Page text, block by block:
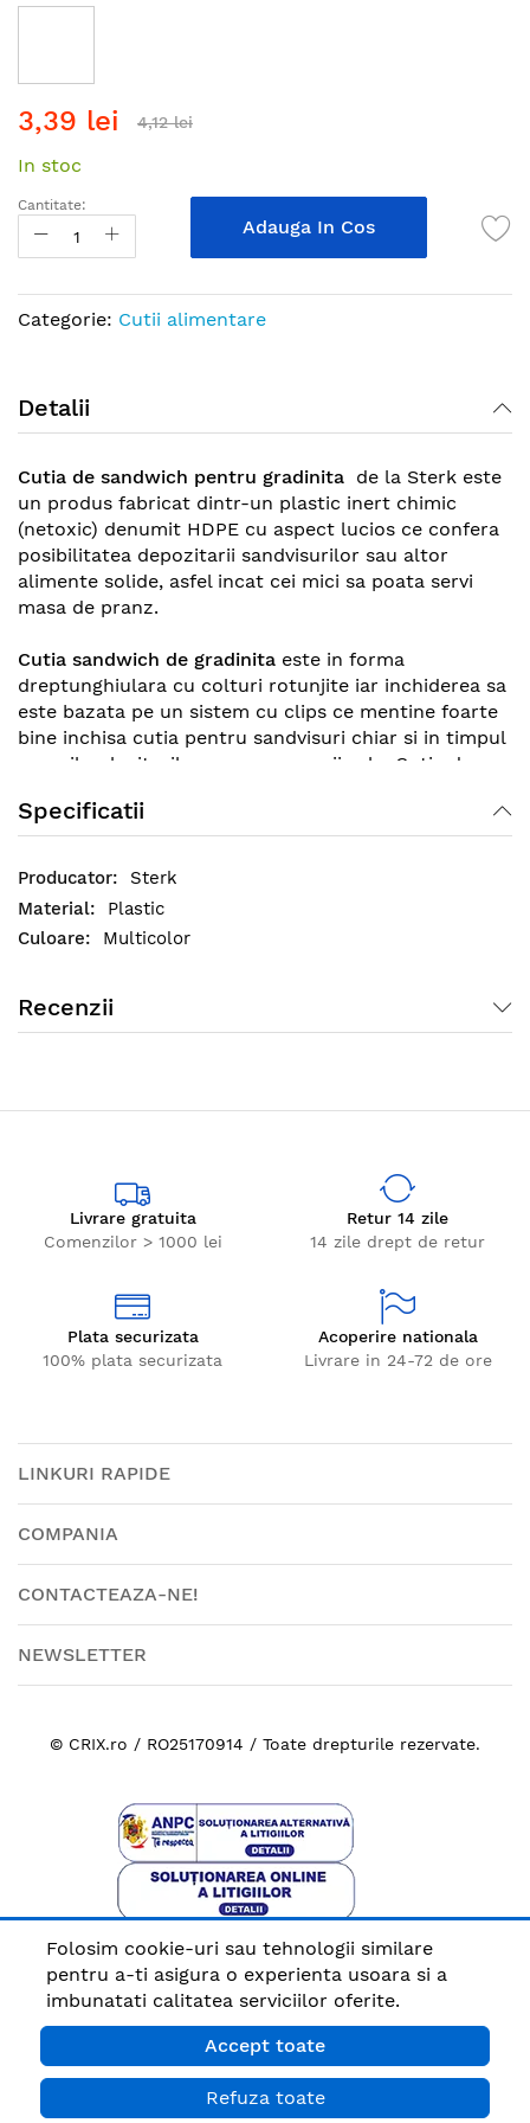
to
beginning
of
images
3,39 lei 4,12 lei
In stoc
Cantitate:
Adauga In Cos
Categorie: Cutii alimentare
Detalii
Cutia de sandwich pentru gradinita de la Sterk este
un produs fabricat dintr-un plastic inert chimic
(netoxic) denumit HDPE cu aspect lucios ce confera
posibilitatea depozitarii sandvisurilor sau altor
alimente solide, asfel incat cei mici sa poata servi
masa de pranz.
Cutia sandwich de gradinita este in forma
dreptunghiulara cu colturi rotunjite iar inchiderea sa
este bazata pe un sistem cu clips ce mentine foarte
bine inchisa cutia pentru sandvisuri chiar si in timpul
socurilor, loviturilor sau manevrarii sale. Cutia de
din punct de vedere al calitatii, oferind o durabilitate
mare, astfel incat sa o puteti utiliza o lunga perioada
de timp.
Specificatii
Sterk
Plastic
Multicolor
Recenzii
Livrare gratuita
Comenzilor > 1000 lei
Retur 14 zile
14 zile drept de retur
Plata securizata
100% plata securizata
Acoperire nationala
Livrare in 24-72 de ore
LINKURI RAPIDE
COMPANIA
CONTACTEAZA-NE!
NEWSLETTER
© CRIX.ro / RO25170914 / Toate drepturile rezervate.
Plata sigura cu
Folosim cookie-uri sau tehnologii similare
pentru a-ti asigura o experienta usoara si a
imbunatati calitatea serviciilor oferite.
Accept toate
Refuza toate